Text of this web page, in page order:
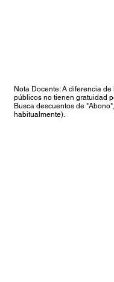
Nota Docente: A diferencia
públicos no tienen gratuidad
Busca descuentos de
habitualmente).